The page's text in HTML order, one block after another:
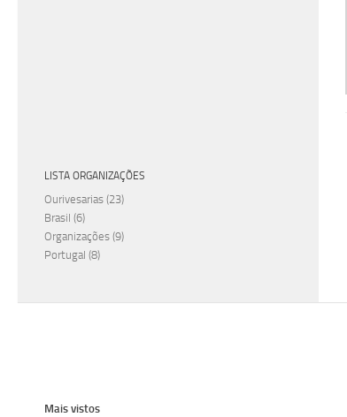
LISTA ORGANIZAÇÕES
Ourivesarias (23)
Brasil (6)
Organizações (9)
Portugal (8)
Mais vistos